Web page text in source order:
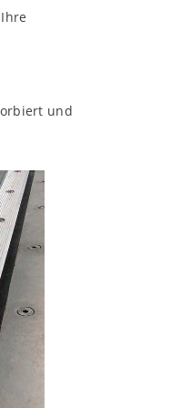
und